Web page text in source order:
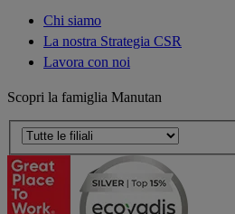
Chi siamo
La nostra Strategia CSR
Lavora con noi
Scopri la famiglia Manutan